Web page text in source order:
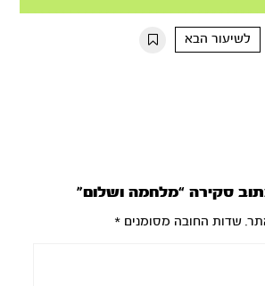
לשיעור הבא
סקירה “מלחמה ושלום”
שדות החובה מסומנים*